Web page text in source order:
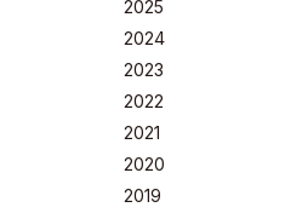
2025
2024
2023
2022
2021
2020
2019